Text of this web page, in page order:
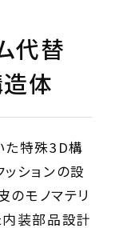
代替
体
た特殊3D構
ションの設
のモノマテリ
内装部品設計